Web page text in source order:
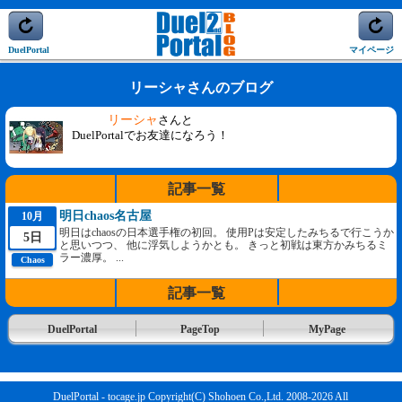
DuelPortal マイページ
リーシャさんのブログ
リーシャ さんと
DuelPortalでお友達になろう！
記事一覧
10月
5日
Chaos
明日chaos名古屋
明日はchaosの日本選手権の初回。 使用Pは安定したみちるで行こうか
と思いつつ、 他に浮気しようかとも。 きっと初戦は東方かみちるミ
ラー濃厚。 ...
記事一覧
DuelPortal PageTop MyPage
DuelPortal - tocage.jp Copyright(C) Shohoen Co.,Ltd. 2008-2026 All